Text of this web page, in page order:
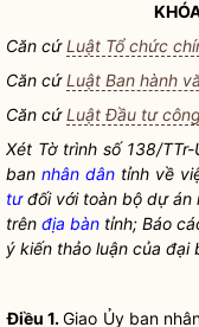
Căn cứLuật Tổ chức
Căn cứLuật Ban hành
Căn cứLuật Đầu tư
Xét Tờ trình số 138/
bannhân dân tỉnh về
tưđối với toàn bộ dự án
trên địa bàn tỉnh; Báo
ý kiến thảo luận của đại
Điều 1.Giao Ủy ban